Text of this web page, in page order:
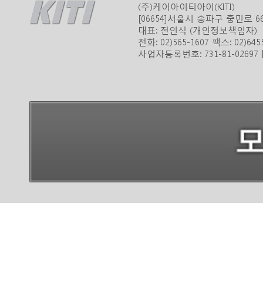
(주)케이아이티아이(KITI)
[06654]서울시 송파구 충민로
대표: 전인식 (개인정보책임자)
전화: 02)565-1607 팩스:
사업자등록번호: 731-81-